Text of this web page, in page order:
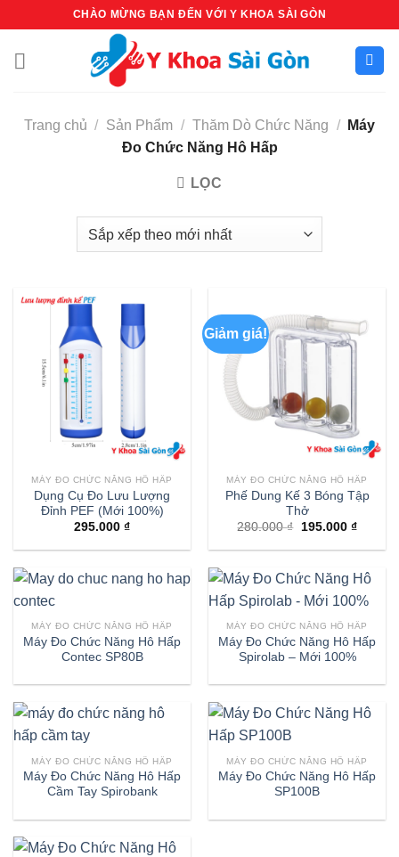
qua
nội
CHÀO MỪNG BẠN ĐẾN VỚI Y KHOA SÀI GÒN
Trang chủ / Sản Phẩm / Thăm Dò Chức Năng /
Máy
Đo Chức Năng Hô Hấp
LỌC
MÁY ĐO CHỨC NĂNG HÔ HẤP
Dụng Cụ Đo Lưu Lượng
Đỉnh PEF (Mới 100%)
295.000 ₫
Giảm giá!
MÁY ĐO CHỨC NĂNG HÔ HẤP
Phế Dung Kế 3 Bóng Tập
Thở
280.000₫
Giá
là:
195.000 ₫Giá
tại
MÁY ĐO CHỨC NĂNG HÔ HẤP
Máy Đo Chức Năng Hô Hấp
Contec SP80B
MÁY ĐO CHỨC NĂNG HÔ HẤP
Máy Đo Chức Năng Hô Hấp
Spirolab – Mới 100%
MÁY ĐO CHỨC NĂNG HÔ HẤP
Máy Đo Chức Năng Hô Hấp
Cầm Tay Spirobank
MÁY ĐO CHỨC NĂNG HÔ HẤP
Máy Đo Chức Năng Hô Hấp
SP100B